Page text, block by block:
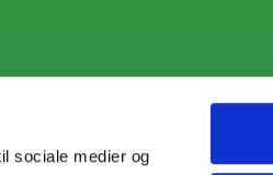
sociale medier og